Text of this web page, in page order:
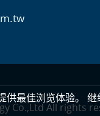
最佳浏览体验。
Co.,Ltd All rights